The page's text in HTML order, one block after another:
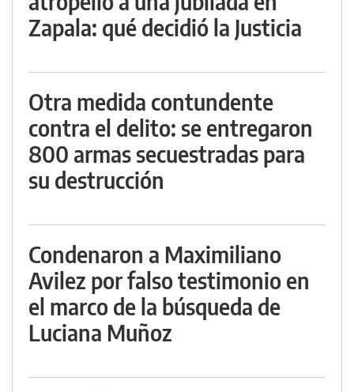
Zapala: qué decidió la Justicia
Otra medida contundente
contra el delito: se entregaron
800 armas secuestradas para
su destrucción
Condenaron a Maximiliano
Avilez por falso testimonio en
el marco de la búsqueda de
Luciana Muñoz